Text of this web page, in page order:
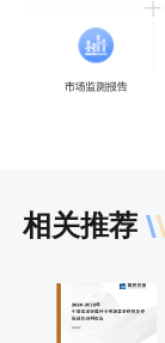
相关推荐